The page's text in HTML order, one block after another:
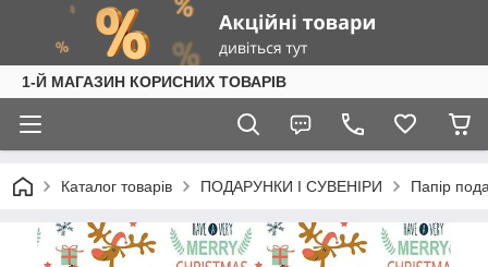
1-Й МАГАЗИН КОРИСНИХ ТОВАРІВ
Каталог товарів ПОДАРУНКИ І СУВЕНІРИ Папір